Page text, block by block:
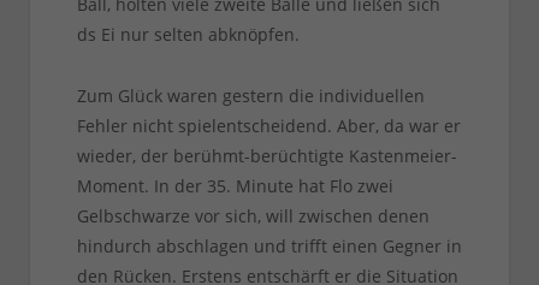
ds Ei nur selten abknöpfen.
Zum Glück waren gestern die individuellen
Fehler nicht spielentscheidend. Aber, da war er
wieder, der berühmt-berüchtigte Kastenmeier-
Moment. In der 35. Minute hat Flo zwei
Gelbschwarze vor sich, will zwischen denen
hindurch abschlagen und trifft einen Gegner in
den Rücken. Erstens entschärft er die Situation